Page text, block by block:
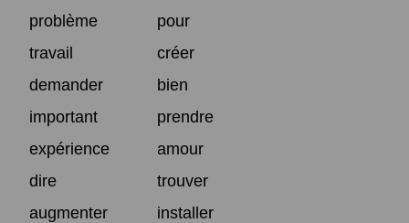
problème
pour
travail
créer
demander
bien
important
prendre
expérience
amour
dire
trouver
augmenter
installer